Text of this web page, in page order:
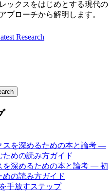
ックスをはじめとする現代の
プローチから解明します。
Research
を深めるための本と論考 — 初
の読み方ガイド
手放すステップ